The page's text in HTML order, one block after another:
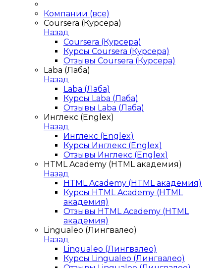
Компании (все)
Coursera (Курсера)
Назад
Coursera (Курсера)
Курсы Coursera (Курсера)
Отзывы Coursera (Курсера)
Laba (Лаба)
Назад
Laba (Лаба)
Курсы Laba (Лаба)
Отзывы Laba (Лаба)
Инглекс (Englex)
Назад
Инглекс (Englex)
Курсы Инглекс (Englex)
Отзывы Инглекс (Englex)
HTML Academy (HTML академия)
Назад
HTML Academy (HTML академия)
Курсы HTML Academy (HTML
академия)
Отзывы HTML Academy (HTML
академия)
Lingualeo (Лингвалео)
Назад
Lingualeo (Лингвалео)
Курсы Lingualeo (Лингвалео)